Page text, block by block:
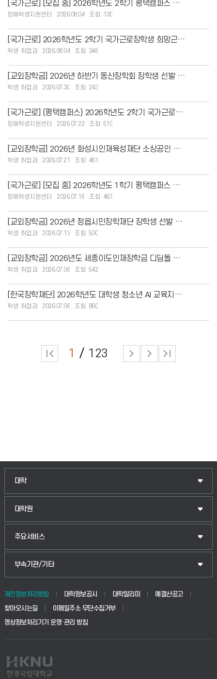
[국가근로] [모집 중] 2026학년도 2학기 평택캠퍼스 교외 국가근로장학생 모집 안내(평
장애학생지원센터 2026.08.04 130
[국가근로] 2026학년도 2학기 국가근로장학생 희망근로지 신청 안내
학생·취업과 2026.08.04 348
[교외장학금] 2026년 하반기 동산장학회 장학생 선발 안내
학생·취업과 2026.07.30 243
[국가근로] (평택캠퍼스) 2026학년도 2학기 국가근로장학생 희망근로지 신청 안내
장애학생지원센터 2026.07.22 510
[교외장학금] 2026년 화성시인재육성재단 소상공인 장학생 선발 안내
학생·취업과 2026.07.21 461
[국가근로] [모집 중] 2026학년도 1학기 평택캠퍼스 교외 국가근로장학생 모집 안내
장애학생지원센터 2026.07.16 467
[교외장학금] 2026년 정읍시민장학재단 장학생 선발 안내
학생·취업과 2026.07.13 500
[교외장학금] 2026년도 세종이도인재장학금 디딤돌 장학사업 학자금대출 관련 분야 신청 안
학생·취업과 2026.07.06 542
[한국장학재단] 2026학년도 대학생 청소년 AI 교육지원사업 멘토 모집 안내
학생·취업과 2026.07.06 860
1 123
대학
대학원
주요서비스
부속기관/기타
개인정보처리방침 대학정보공시 대학알리미
예결산공고
찾아오시는길
이메일주소 무단수집거부
영상정보처리기기 운영·관리 방침